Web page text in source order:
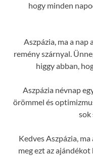
hogy minden
Aszpázia, ma a nap
remény szárnyal.
higgy abban,
Aszpázia névnap
örömmel és
sok
Kedves Aszpázia,
meg ezt az